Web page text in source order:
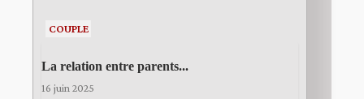
COUPLE
La relation entre parents...
16 juin 2025